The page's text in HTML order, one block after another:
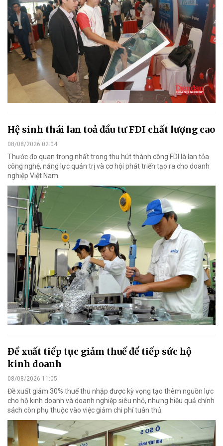
Hệ sinh thái lan toả đầu tư FDI chất lượng cao
08/08/2026 02:04
Thước đo quan trọng nhất trong thu hút thành công FDI là lan tỏa
công nghệ, năng lực quản trị và cơ hội phát triển tạo ra cho doanh
nghiệp Việt Nam.
Đề xuất tiếp tục giảm thuế để tiếp sức hộ
kinh doanh
08/08/2026 11:05
Đề xuất giảm 30% thuế thu nhập được kỳ vọng tạo thêm nguồn lực
cho hộ kinh doanh và doanh nghiệp siêu nhỏ, nhưng hiệu quả chính
sách còn phụ thuộc vào việc giảm chi phí tuân thủ.